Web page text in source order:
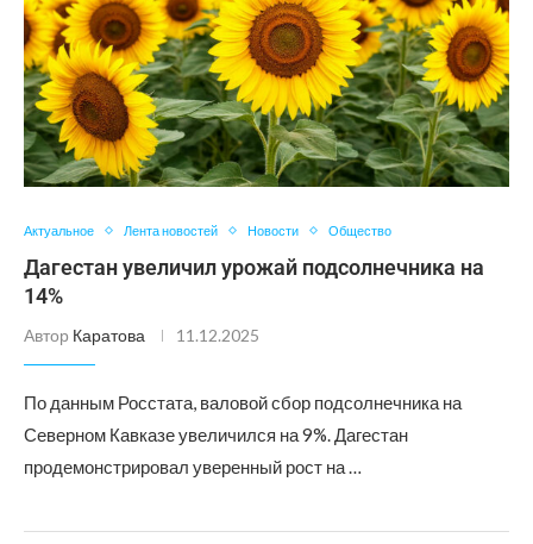
Актуальное Лента новостей Новости Общество
Дагестан увеличил урожай подсолнечника на
14%
Автор Каратова 11.12.2025
По данным Росстата, валовой сбор подсолнечника на
Северном Кавказе увеличился на 9%. Дагестан
продемонстрировал уверенный рост на …